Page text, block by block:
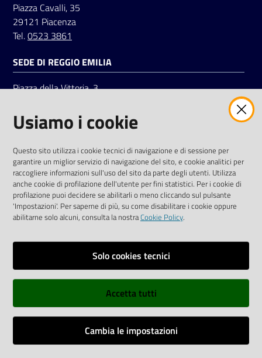
Piazza Cavalli, 35
29121 Piacenza
Tel.0523 3861
SEDE DI REGGIO EMILIA
Piazza della Vittoria, 3
Tel.0522 7961
LinkedinFacebookInstagram
Informative e liberatorie privacy
Dichiarazione di accessibilità
Web Analitycs Italia
Usiamo i cookie
Questo sito utilizza i cookie tecnici di navigazione e di sessione per
garantire un miglior servizio di navigazione del sito, e cookie analitici per
raccogliere informazioni sull'uso del sito da parte degli utenti. Utilizza
anche cookie di profilazione dell'utente per fini statistici. Per i cookie di
profilazione puoi decidere se abilitarli o meno cliccando sul pulsante
'Impostazioni'. Per saperne di più, su come disabilitare i cookie oppure
abilitarne solo alcuni, consulta la nostraCookie Policy.
Solo cookies tecnici
Accetta tutti
Cambia le impostazioni